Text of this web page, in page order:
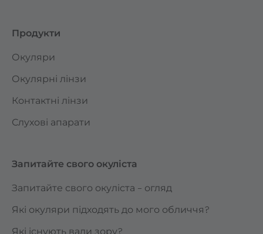
Продукти
Окуляри
Окулярні лінзи
Контактні лінзи
Слухові апарати
Запитайте свого окуліста
Запитайте свого окуліста – огляд
Які окуляри підходять до мого обличчя?
Які існують вади зору?